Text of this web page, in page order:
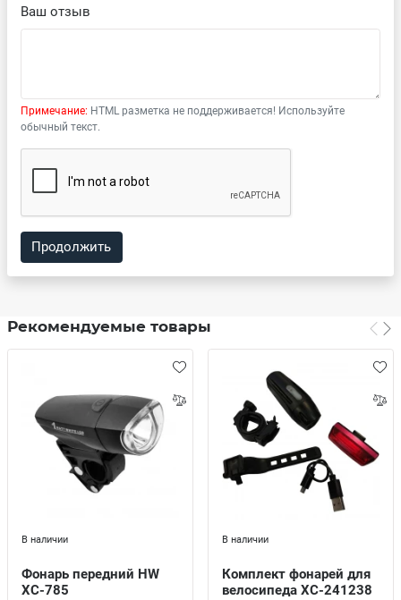
Ваш отзыв
Примечание: HTML разметка не поддерживается! Используйте
обычный текст.
Продолжить
Рекомендуемые товары
В наличии
Фонарь передний HW
XC-785
В наличии
Комплект фонарей для
велосипеда XC-241238